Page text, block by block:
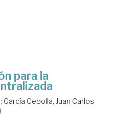
para la
; García Cebolla, Juan Carlos